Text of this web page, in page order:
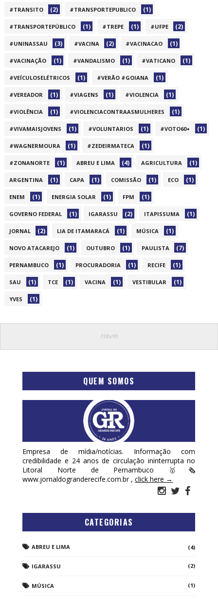
#TRANSITO (2) #TRANSPORTEPUBLICO (1)
#TRANSPORTEPÚBLICO (1) #TREPE (1) #UFPE (2)
#UNINASSAU (3) #VACINA (2) #VACINACAO (1)
#VACINAÇÃO (1) #VANDALISMO (1) #VATICANO (1)
#VEÍCULOSELÉTRICOS (1) #VERÃO #GOIANA (1)
#VEREADOR (1) #VIAGENS (1) #VIOLENCIA (1)
#VIOLÊNCIA (1) #VIOLENCIACONTRAASMULHERES (1)
#VIVAMAISJOVENS (1) #VOLUNTARIOS (1) #VOTO60+ (1)
#WAGNERMOURA (1) #ZEDEIRMATECA (1)
#ZONANORTE (1) ABREU E LIMA (4) AGRICULTURA (1)
ARGENTINA (1) CAPA (1) COMISSÃO (1) ECO (1)
ENEM (1) ENERGIA SOLAR (1) FPM (1)
GOVERNO FEDERAL (1) IGARASSU (2) ITAPISSUMA (1)
JORNAL (2) LIA DE ITAMARACÁ (1) MÚSICA (1)
NOVO ATACAREJO (1) OUTUBRO (1) PAULISTA (7)
PERNAMBUCO (1) PROCURADORIA (1) RECIFE (1)
SAU (1) TCE (1) VACINA (1) VESTIBULAR (1)
YVES (1)
QUEM SOMOS
Empresa de mídia/notícias. Informação com
credibilidade e 24 anos de circulação ininterrupta no
Litoral Norte de Pernambuco 🥇🗞
www.jornaldogranderecife.com.br ,click here →
CATEGORIAS
ABREU E LIMA (4)
IGARASSU (2)
MÚSICA (1)